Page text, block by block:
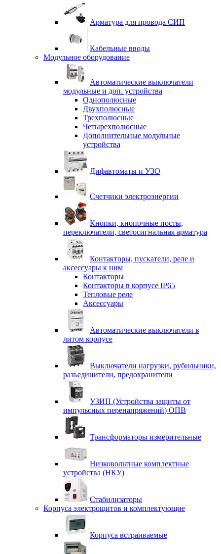
Арматура для провода СИП
Кабельные вводы
Модульное оборудование
Автоматические выключатели
модульные и доп. устройства
Однополюсные
Двухполюсные
Трехполюсные
Четырехполюсные
Дополнительные модульные
устройства
Дифавтоматы и УЗО
Счетчики электроэнергии
Кнопки, кнопочные посты,
переключатели, светосигнальная арматура
Контакторы, пускатели, реле и
аксессуары к ним
Контакторы
Контакторы в корпусе IP65
Тепловые реле
Аксессуары
Автоматические выключатели в
литом корпусе
Выключатели нагрузки, рубильники,
разъединители, предохранители
УЗИП (Устройства защиты от
импульсных перенапряжений) ОПВ
Трансформаторы измерительные
Низковольтные комплектные
устройства (НКУ)
Стабилизаторы
Корпуса электрощитов и комплектующие
Корпуса встраиваемые